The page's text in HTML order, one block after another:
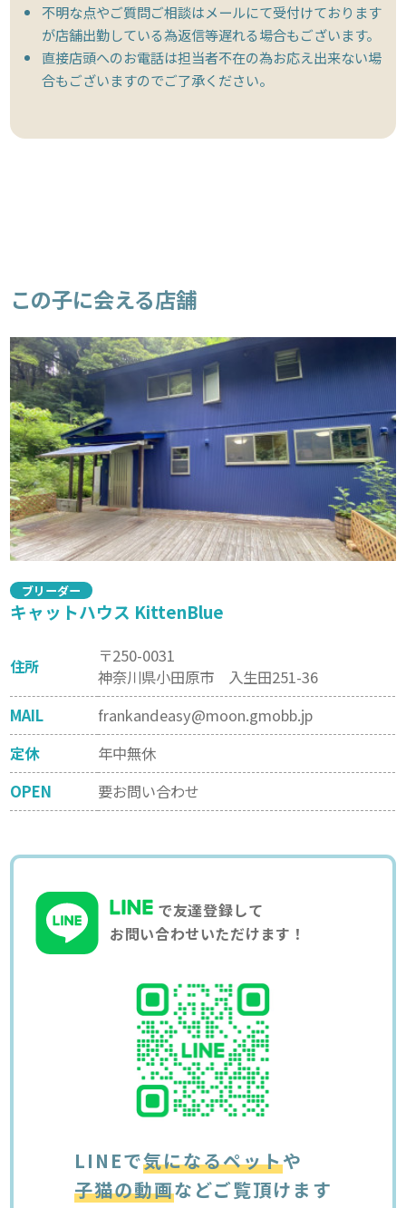
不明な点やご質問ご相談はメールにて受付けております
が店舗出勤している為返信等遅れる場合もございます。
直接店頭へのお電話は担当者不在の為お応え出来ない場
合もございますのでご了承ください。
この子に会える店舗
ブリーダー
キャットハウス KittenBlue
住所
〒250-0031
神奈川県小田原市 入生田251-36
MAIL
frankandeasy@moon.gmobb.jp
定休
年中無休
OPEN
要お問い合わせ
で友達登録して
お問い合わせいただけます！
LINEで気になるペットや
子猫の動画などご覧頂けます